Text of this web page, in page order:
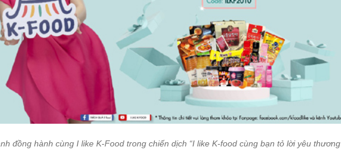
đồng hành cùng I like K-Food trong chiến dịch “I like K-food cùng bạn tỏ lời yêu thương